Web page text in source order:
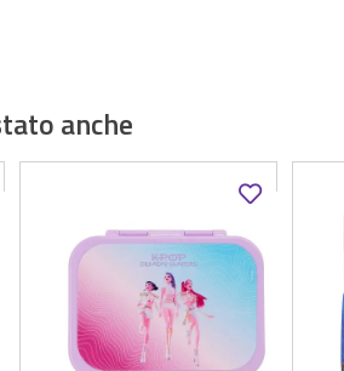
anche